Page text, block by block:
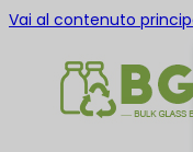
Vai al contenuto